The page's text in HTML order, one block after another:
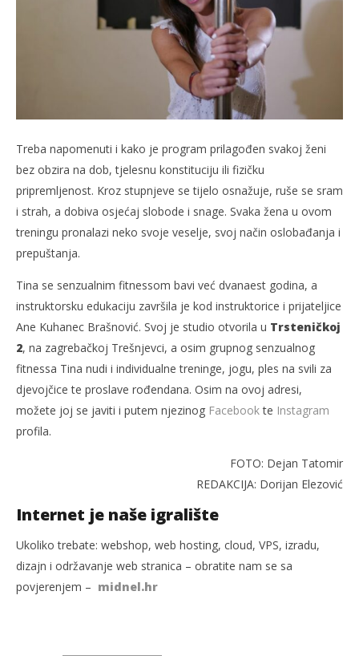
Treba napomenuti i kako je program prilagođen svakoj ženi
bez obzira na dob, tjelesnu konstituciju ili fizičku
pripremljenost. Kroz stupnjeve se tijelo osnažuje, ruše se sram
i strah, a dobiva osjećaj slobode i snage. Svaka žena u ovom
treningu pronalazi neko svoje veselje, svoj način oslobađanja i
prepuštanja.
Tina se senzualnim fitnessom bavi već dvanaest godina, a
instruktorsku edukaciju završila je kod instruktorice i prijateljice
Ane Kuhanec Brašnović. Svoj je studio otvorila u Trsteničkoj
2, na zagrebačkoj Trešnjevci, a osim grupnog senzualnog
fitnessa Tina nudi i individualne treninge, jogu, ples na svili za
djevojčice te proslave rođendana. Osim na ovoj adresi,
možete joj se javiti i putem njezinog Facebookte Instagram
profila.
FOTO: Dejan Tatomir
REDAKCIJA: Dorijan Elezović
Internet je naše igralište
Ukoliko trebate: webshop, web hosting, cloud, VPS, izradu,
dizajn i održavanje web stranica – obratite nam se sa
povjerenjem – midnel.hr